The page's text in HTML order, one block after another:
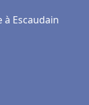
Escaudain